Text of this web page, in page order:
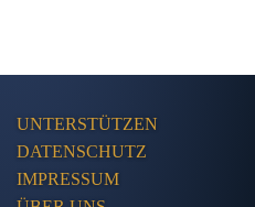
UNTERSTÜTZEN
DATENSCHUTZ
IMPRESSUM